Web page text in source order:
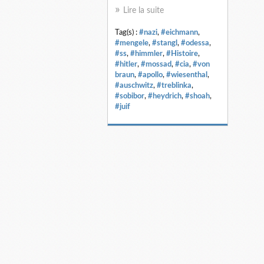
Lire la suite
Tag(s) : #nazi, #eichmann,
#mengele, #stangl , #odessa,
#ss, #himmler, #Histoire,
#hitler, #mossad, #cia, #von
braun, #apollo, #wiesenthal ,
#auschwitz, #treblinka,
#sobibor, #heydrich, #shoah,
#juif